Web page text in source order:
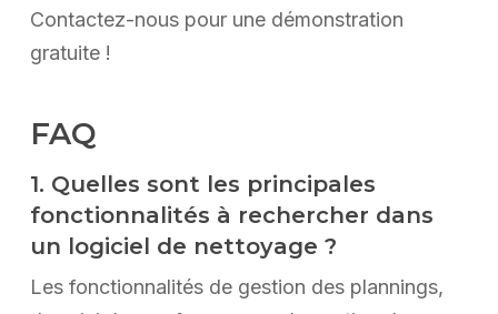
Contactez-nous pour une démonstration
gratuite !
FAQ
1. Quelles sont les principales
fonctionnalités à rechercher dans
un logiciel de nettoyage ?
Les fonctionnalités de gestion des plannings,